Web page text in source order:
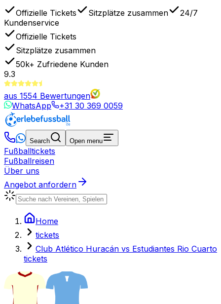
Offizielle Tickets Sitzplätze zusammen
24/7
Kundenservice
Offizielle Tickets
Sitzplätze zusammen
50k+ Zufriedene Kunden
9.3
aus 1554 Bewertungen
WhatsApp
+31 30 369 0059
Search Open menu
Fußballtickets
Fußballreisen
Über uns
Angebot anfordern
Home
tickets
Club Atlético Huracán vs Estudiantes Rio Cuarto
tickets